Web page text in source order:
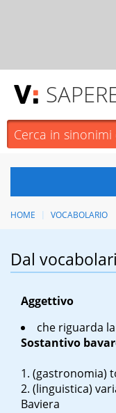
HOME VOCABOLARIO
Dal
Aggettivo
che riguarda
Sostantivo
(gastronomia)
(linguistica)
Baviera